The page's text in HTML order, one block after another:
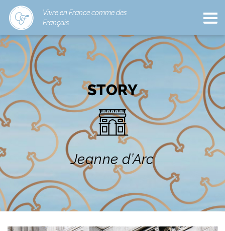
Vivre en France comme des
Français
STORY
Jeanne d’Arc